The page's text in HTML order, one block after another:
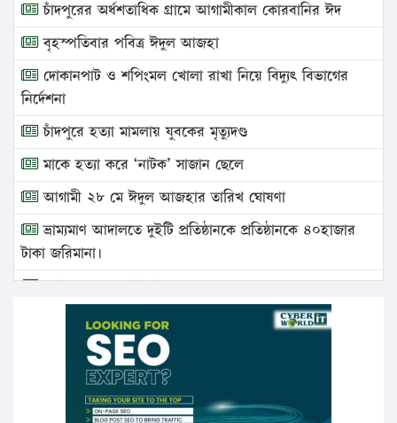
চাঁদপুরের অর্ধশতাধিক গ্রামে আগামীকাল কোরবানির ঈদ
বৃহস্পতিবার পবিত্র ঈদুল আজহা
দোকানপাট ও শপিংমল খোলা রাখা নিয়ে বিদ্যুৎ বিভাগের
নির্দেশনা
চাঁদপুরে হত্যা মামলায় যুবকের মৃত্যুদণ্ড
মাকে হত্যা করে ‘নাটক’ সাজান ছেলে
আগামী ২৮ মে ঈদুল আজহার তারিখ ঘোষণা
ভ্রাম্যমাণ আদালতে দুইটি প্রতিষ্ঠানকে প্রতিষ্ঠানকে ৪০হাজার
টাকা জরিমানা।
এবার লঞ্চের ভাড়া বাড়ল
১৭ থেকে ২১ শতাংশ বিদ্যুতের দাম বাড়ানোর প্রস্তাব পিডিবির
১৬ মে চাঁদপুর ও ২৫ মে ফেনী সফরে যাবেন প্রধানমন্ত্রী
উচ্চশিক্ষায় গৌরবময় অর্জন: পূর্ণ স্কলারশিপে যুক্তরাষ্ট্রে
পিএইচডি করছেন কুয়েটের কৃতি…